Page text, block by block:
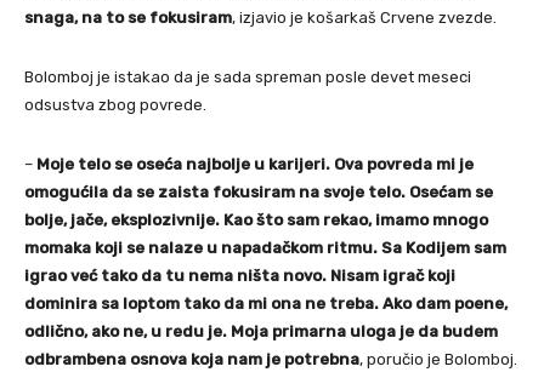
snaga, na to se fokusiram, izjavio je košarkaš Crvene zvezde.
Bolomboj je istakao da je sada spreman posle devet meseci
odsustva zbog povrede.
– Moje telo se oseća najbolje u karijeri. Ova povreda mi je
omogućila da se zaista fokusiram na svoje telo. Osećam se
bolje, jače, eksplozivnije. Kao što sam rekao, imamo mnogo
momaka koji se nalaze u napadačkom ritmu. Sa Kodijem sam
igrao već tako da tu nema ništa novo. Nisam igrač koji
dominira sa loptom tako da mi ona ne treba. Ako dam poene,
odlično, ako ne, u redu je. Moja primarna uloga je da budem
odbrambena osnova koja nam je potrebna, poručio je Bolomboj.